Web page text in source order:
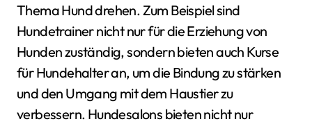
Thema Hund drehen. Zum Beispiel sind
Hundetrainer nicht nur für die Erziehung von
Hunden zuständig, sondern bieten auch Kurse
für Hundehalter an, um die Bindung zu stärken
und den Umgang mit dem Haustier zu
verbessern. Hundesalons bieten nicht nur